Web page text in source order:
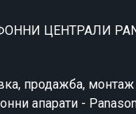
ЦЕНТРАЛИ
продажба, монтаж
апарати -